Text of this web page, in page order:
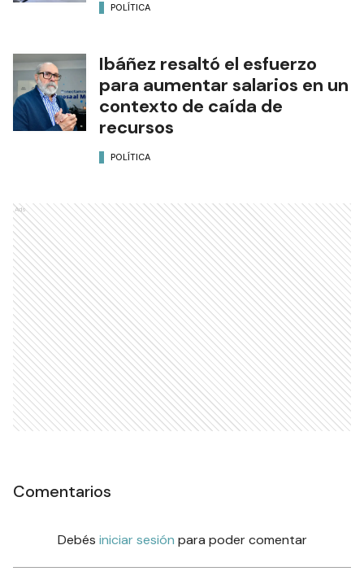
POLÍTICA
Ibáñez resaltó el esfuerzo
para aumentar salarios en un
contexto de caída de
recursos
POLÍTICA
Ads
Comentarios
Debés iniciar sesión para poder comentar